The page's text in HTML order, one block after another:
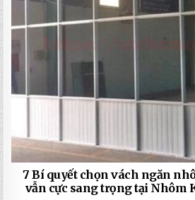
7 Bí quyết chọn vách ngăn
vẫn cực sang trọng tại Nhôm